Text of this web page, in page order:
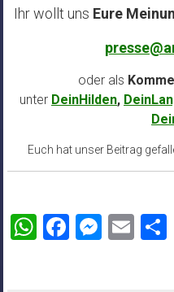
Ihr wollt uns Eure
oder als
unter DeinHilden,
Euch hat unser Beitrag
WhatsApp
Facebook